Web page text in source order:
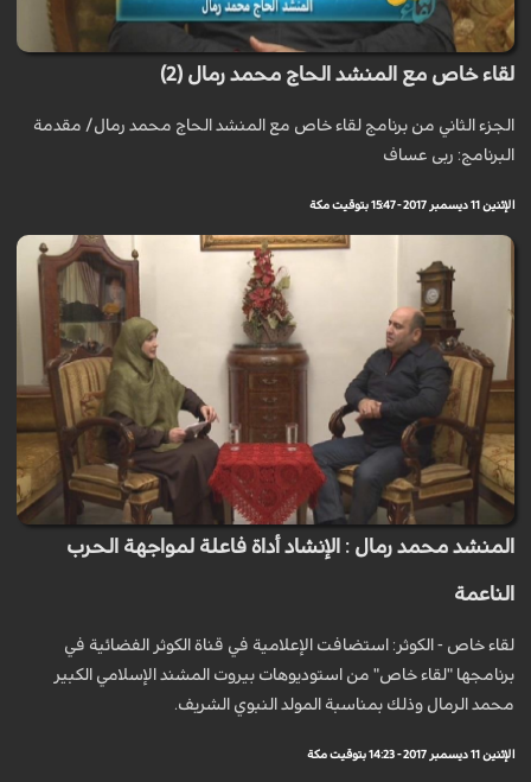
لقاء خاص مع المنشد الحاج محمد رمال (2)
الجزء الثاني من برنامج لقاء خاص مع المنشد الحاج محمد رمال/ مقدمة
البرنامج: ربى عساف
الإثنين 11 ديسمبر 2017 - 15:47 بتوقيت مكة
المنشد محمد رمال : الإنشاد أداة فاعلة لمواجهة الحرب
الناعمة
لقاء خاص - الكوثر: استضافت الإعلامية في قناة الكوثر الفضائية في
برنامجها "لقاء خاص" من استوديوهات بيروت المشند الإسلامي الكبير
محمد الرمال وذلك بمناسبة المولد النبوي الشريف.
الإثنين 11 ديسمبر 2017 - 14:23 بتوقيت مكة